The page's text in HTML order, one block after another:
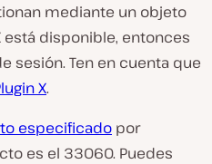
mediante un objeto
está disponible, entonces
sesión. Ten en cuenta que
X.
especificado por
es el 33060. Puedes